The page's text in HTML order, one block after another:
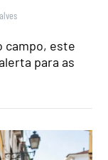
campo, este
para as